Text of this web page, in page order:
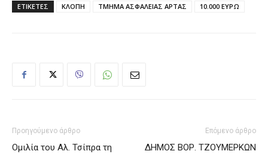
ΕΤΙΚΕΤΕΣ ΚΛΟΠΗ ΤΜΗΜΑ ΑΣΦΑΛΕΙΑΣ ΑΡΤΑΣ 10.000 ΕΥΡΩ
Προηγούμενο άρθρο
Ομιλία του Αλ. Τσίπρα τη
Επόμενο άρθρο
ΔΗΜΟΣ ΒΟΡ. ΤΖΟΥΜΕΡΚΩΝ